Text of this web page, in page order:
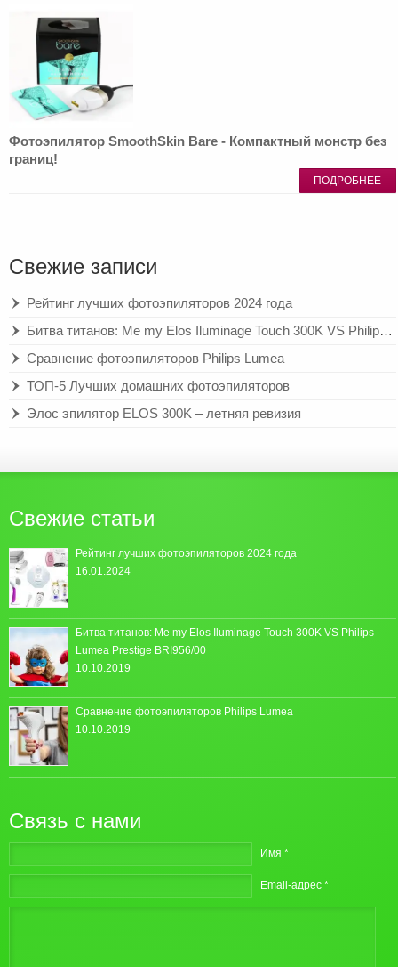
Фотоэпилятор SmoothSkin Bare - Компактный монстр без
границ!
ПОДРОБНЕЕ
Свежие записи
Рейтинг лучших фотоэпиляторов 2024 года
Битва титанов: Me my Elos Iluminage Touch 300K VS Philips Lumea Prestige BRI956/00
Сравнение фотоэпиляторов Philips Lumea
ТОП-5 Лучших домашних фотоэпиляторов
Элос эпилятор ELOS 300K – летняя ревизия
Свежие статьи
Рейтинг лучших фотоэпиляторов 2024 года
16.01.2024
Битва титанов: Me my Elos Iluminage Touch 300K VS Philips
Lumea Prestige BRI956/00
10.10.2019
Сравнение фотоэпиляторов Philips Lumea
10.10.2019
Связь с нами
Имя *
Email-адрес *